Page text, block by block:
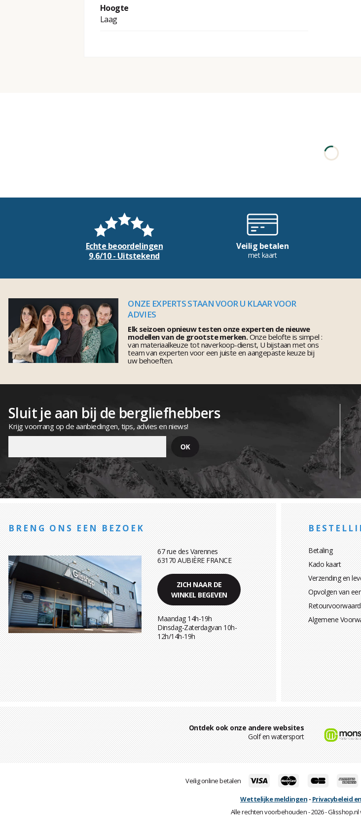
Hoogte
Laag
Echte beoordelingen
9,6/10 - Uitstekend
Veilig betalen
met kaart
ONZE EXPERTS STAAN VOOR U KLAAR VOOR
ADVIES
Elk seizoen opnieuw testen onze experten de nieuwe
modellen van de grootste merken.Onze belofte is simpel :
van materiaalkeuze tot naverkoop-dienst, U bijstaan met ons
team van experten voor een juiste en aangepaste keuze bij
uw behoeften.
Sluit je aan bij de bergliefhebbers
Krijg voorrang op de aanbiedingen, tips, advies en niews!
BRENG ONS EEN BEZOEK
67 rue des Varennes
63170 AUBIÈRE FRANCE
ZICH NAAR DE
WINKEL BEGEVEN
Maandag 14h-19h
Dinsdag-Zaterdagvan 10h-
12h/14h-19h
Betaling
Kado kaart
Verzending en
Opvolgen van
Algemene
Ontdek ook onze andere websites
Golf en watersport
Veilig online betalen
Wettelijke meldingen - Privacybeleid
Alle rechten voorbehouden - 2026 -